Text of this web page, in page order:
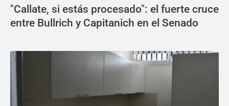
"Callate, si estás procesado": el fuerte cruce
entre Bullrich y Capitanich en el Senado